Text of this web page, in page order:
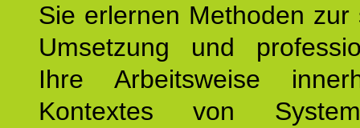
Sie erlernen Methoden zur
Umsetzung und
Ihre Arbeitsweise
Kontextes von